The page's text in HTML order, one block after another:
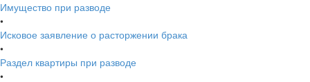
Имущество при разводе
•
Исковое заявление о расторжении брака
•
Раздел квартиры при разводе
•